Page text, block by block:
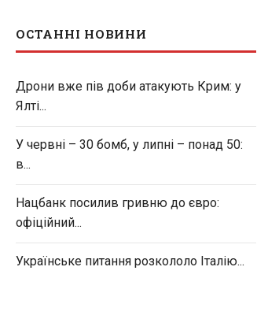
ОСТАННІ НОВИНИ
Дрони вже пів доби атакують Крим: у
Ялті...
У червні – 30 бомб, у липні – понад 50:
в...
Нацбанк посилив гривню до євро:
офіційний...
Українське питання розкололо Італію...